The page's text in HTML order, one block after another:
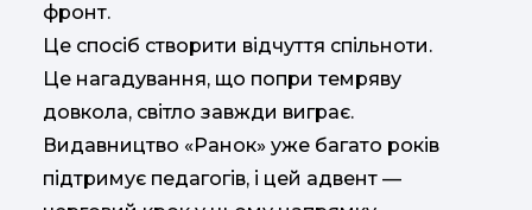
фронт.
Це спосіб створити відчуття спільноти.
Це нагадування, що попри темряву
довкола, світло завжди виграє.
Видавництво «Ранок» уже багато років
підтримує педагогів, і цей адвент —